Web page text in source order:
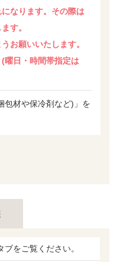
なります。その際は
す。
お願いいたします。
曜日・時間帯指定は
包材や保冷剤など)」を
ブをご覧ください。